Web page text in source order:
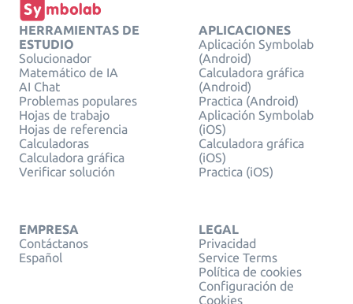
HERRAMIENTAS DE
ESTUDIO
Solucionador
Matemático de IA
AI Chat
Problemas populares
Hojas de trabajo
Hojas de referencia
Calculadoras
Calculadora gráfica
Verificar solución
APLICACIONES
Aplicación Symbolab
(Android)
Calculadora gráfica
(Android)
Practica (Android)
Aplicación Symbolab
(iOS)
Calculadora gráfica
(iOS)
Practica (iOS)
EMPRESA
Contáctanos
Español
LEGAL
Privacidad
Service Terms
Política de cookies
Configuración de
Cookies